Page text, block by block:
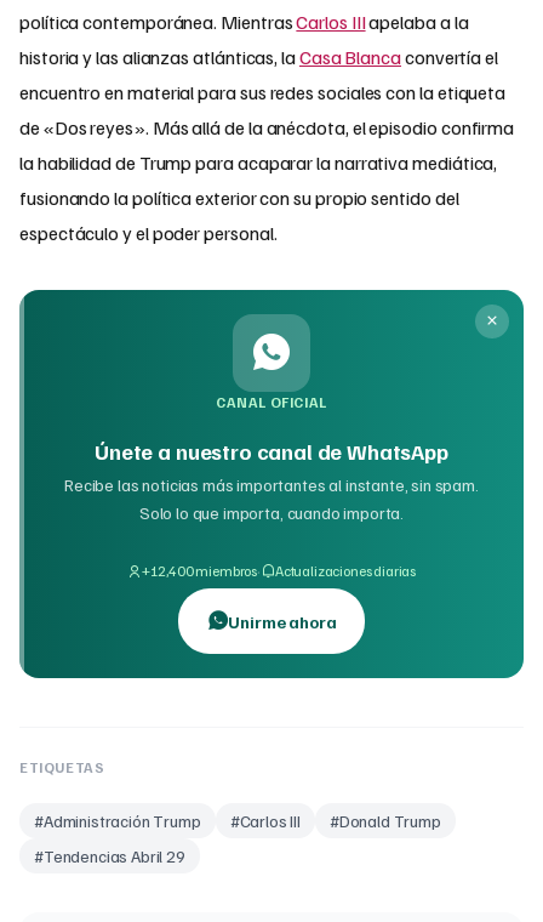
política contemporánea. MientrasCarlos IIIapelaba a la
historia y las alianzas atlánticas, laCasa Blancaconvertía el
encuentro en material para sus redes sociales con la etiqueta
de «Dos reyes». Más allá de la anécdota, el episodio confirma
la habilidad de Trump para acaparar la narrativa mediática,
fusionando la política exterior con su propio sentido del
espectáculo y el poder personal.
CANAL OFICIAL
Únete a nuestro canal de WhatsApp
Recibe las noticias más importantes al instante, sin spam.
Solo lo que importa, cuando importa.
+12,400 miembros· Actualizaciones diarias
Unirme ahora
ETIQUETAS
#Administración Trump #Carlos III #Donald Trump
#Tendencias Abril 29